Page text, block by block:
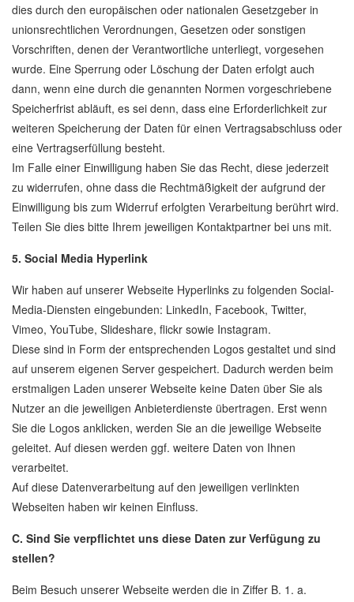
dies durch den europäischen oder nationalen Gesetzgeber in
unionsrechtlichen Verordnungen, Gesetzen oder sonstigen
Vorschriften, denen der Verantwortliche unterliegt, vorgesehen
wurde. Eine Sperrung oder Löschung der Daten erfolgt auch
dann, wenn eine durch die genannten Normen vorgeschriebene
Speicherfrist abläuft, es sei denn, dass eine Erforderlichkeit zur
weiteren Speicherung der Daten für einen Vertragsabschluss oder
eine Vertragserfüllung besteht.
Im Falle einer Einwilligung haben Sie das Recht, diese jederzeit
zu widerrufen, ohne dass die Rechtmäßigkeit der aufgrund der
Einwilligung bis zum Widerruf erfolgten Verarbeitung berührt wird.
Teilen Sie dies bitte Ihrem jeweiligen Kontaktpartner bei uns mit.
5. Social Media Hyperlink
Wir haben auf unserer Webseite Hyperlinks zu folgenden Social-
Media-Diensten eingebunden: LinkedIn, Facebook, Twitter,
Vimeo, YouTube, Slideshare, flickr sowie Instagram.
Diese sind in Form der entsprechenden Logos gestaltet und sind
auf unserem eigenen Server gespeichert. Dadurch werden beim
erstmaligen Laden unserer Webseite keine Daten über Sie als
Nutzer an die jeweiligen Anbieterdienste übertragen. Erst wenn
Sie die Logos anklicken, werden Sie an die jeweilige Webseite
geleitet. Auf diesen werden ggf. weitere Daten von Ihnen
verarbeitet.
Auf diese Datenverarbeitung auf den jeweiligen verlinkten
Webseiten haben wir keinen Einfluss.
C. Sind Sie verpflichtet uns diese Daten zur Verfügung zu
stellen?
Beim Besuch unserer Webseite werden die in Ziffer B. 1. a.